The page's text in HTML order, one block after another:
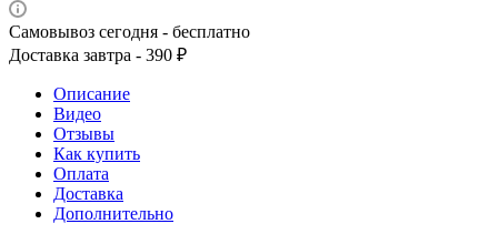
Самовывоз сегодня - бесплатно
Доставка завтра - 390 ₽
Описание
Видео
Отзывы
Как купить
Оплата
Доставка
Дополнительно